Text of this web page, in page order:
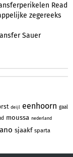
Read
zegereeks
Sauer
deijl eenhoorn gaal
moussa nederland
sjaakf sparta